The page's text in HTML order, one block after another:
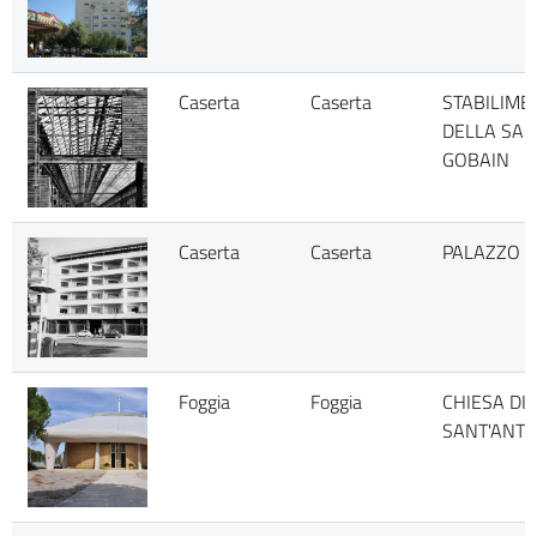
Caserta Caserta
DELLA
GOBAIN
Caserta Caserta PALAZZO
Foggia Foggia
CHIESA DI